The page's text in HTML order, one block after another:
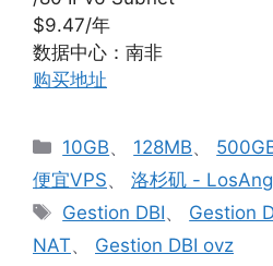
$9.47/年
数据中心：南非
购买地址
分
类
10GB、 128MB、
便宜VPS、 洛杉矶 -
标
签
Gestion DBI、 Gestion
NAT、 Gestion DBI ovz